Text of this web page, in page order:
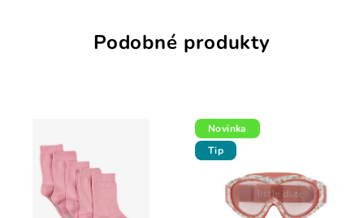
Podobné produkty
Novinka
Tip